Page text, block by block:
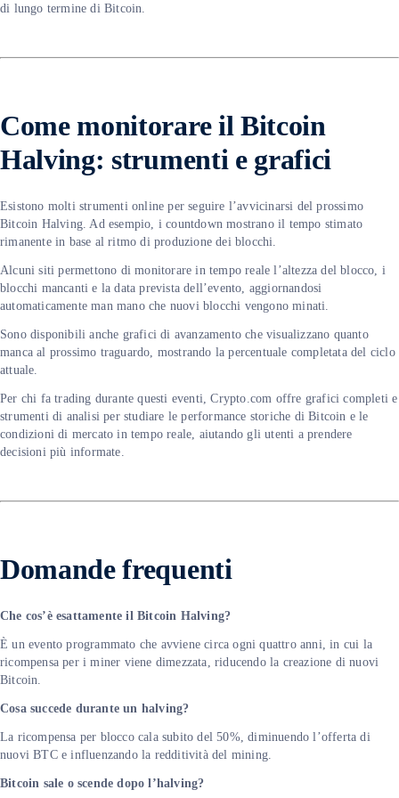
di lungo termine di Bitcoin.
Come monitorare il Bitcoin
Halving: strumenti e grafici
Esistono molti strumenti online per seguire l’avvicinarsi del prossimo
Bitcoin Halving. Ad esempio, i countdown mostrano il tempo stimato
rimanente in base al ritmo di produzione dei blocchi.
Alcuni siti permettono di monitorare in tempo reale l’altezza del blocco, i
blocchi mancanti e la data prevista dell’evento, aggiornandosi
automaticamente man mano che nuovi blocchi vengono minati.
Sono disponibili anche grafici di avanzamento che visualizzano quanto
manca al prossimo traguardo, mostrando la percentuale completata del ciclo
attuale.
Per chi fa trading durante questi eventi, Crypto.com offre grafici completi e
strumenti di analisi per studiare le performance storiche di Bitcoin e le
condizioni di mercato in tempo reale, aiutando gli utenti a prendere
decisioni più informate.
Domande frequenti
Che cos’è esattamente il Bitcoin Halving?
È un evento programmato che avviene circa ogni quattro anni, in cui la
ricompensa per i miner viene dimezzata, riducendo la creazione di nuovi
Bitcoin.
Cosa succede durante un halving?
La ricompensa per blocco cala subito del 50%, diminuendo l’offerta di
nuovi BTC e influenzando la redditività del mining.
Bitcoin sale o scende dopo l’halving?